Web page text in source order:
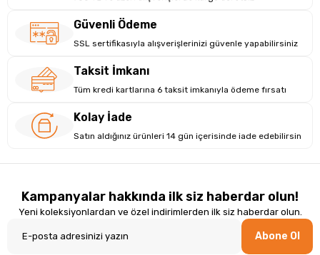
Güvenli Ödeme
SSL sertifikasıyla alışverişlerinizi güvenle yapabilirsiniz
Taksit İmkanı
Tüm kredi kartlarına 6 taksit imkanıyla ödeme fırsatı
Kolay İade
Satın aldığınız ürünleri 14 gün içerisinde iade edebilirsin
Kampanyalar hakkında ilk siz haberdar olun!
Yeni koleksiyonlardan ve özel indirimlerden ilk siz haberdar olun.
Abone Ol